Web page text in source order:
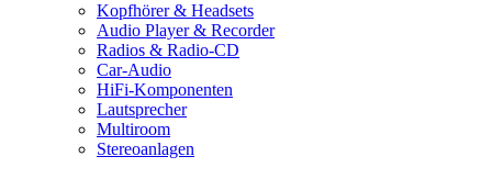
Kopfhörer & Headsets
Audio Player & Recorder
Radios & Radio-CD
Car-Audio
HiFi-Komponenten
Lautsprecher
Multiroom
Stereoanlagen